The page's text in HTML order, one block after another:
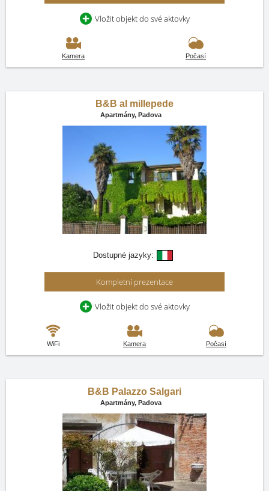
Vložit objekt do své aktovky
Kamera Počasí
B&B al millepede
Apartmány, Padova
Dostupné jazyky:
Kompletní prezentace
Vložit objekt do své aktovky
WiFi Kamera Počasí
B&B Palazzo Salgari
Apartmány, Padova